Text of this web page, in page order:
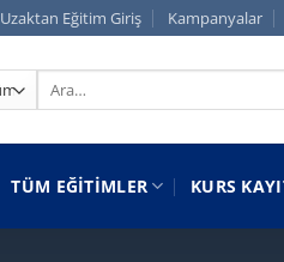
Uzaktan Eğitim Giriş Kampanyalar
Ara:
TÜM EĞITIMLER KURS